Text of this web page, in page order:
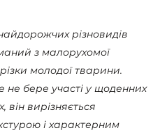
різновидів
з малорухомої
молодої тварини.
не бере участі у щоденних
він вирізняється
і характерним